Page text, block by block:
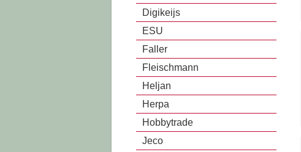
Digikeijs
ESU
Faller
Fleischmann
Heljan
Herpa
Hobbytrade
Jeco